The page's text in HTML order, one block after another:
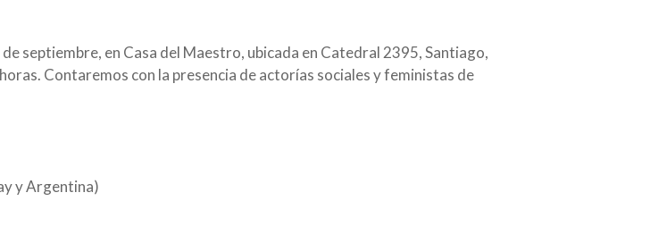
septiembre, en Casa del Maestro, ubicada en Catedral 2395, Santiago,
Contaremos con la presencia de actorías sociales y feministas de
y Argentina)